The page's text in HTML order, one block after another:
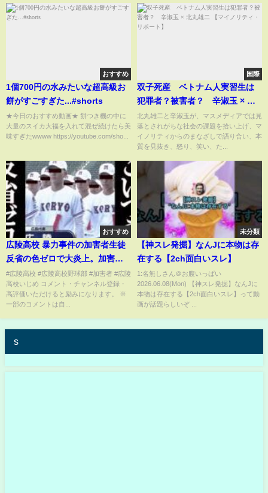
おすすめ
1個700円の水みたいな超高級お
餅がすごすぎた...#shorts
★今日のおすすめ動画★ 餅つき機の中に
大量のスイカ大福を入れて混ぜ続けたら美
味すぎたwwww https://youtube.com/sho...
国際
双子死産 ベトナム人実習生は
犯罪者？被害者？ 辛淑玉 × 北
丸雄二 【マイノリティ・リポー
ト】
北丸雄二と辛淑玉が、マスメディアでは見
落とされがちな社会の課題を拾い上げ、マ
イノリティからのまなざしで語り合い、本
質を見抜き、怒り、笑い、た...
おすすめ
広陵高校 暴力事件の加害者生徒
反省の色ゼロで大炎上。加害者
生徒の正体がヤバすぎた。
#広陵高校 #広陵高校野球部 #加害者 #広陵
高校いじめ コメント・チャンネル登録・
高評価いただけると励みになります。 ※
一部のコメントは自...
未分類
【神スレ発掘】なんJに本物は存
在する【2ch面白いスレ】
1:名無しさん＠お腹いっぱい
2026.06.08(Mon) 【神スレ発掘】なんJに
本物は存在する【2ch面白いスレ】って動
画が話題らしいぞ ...
s